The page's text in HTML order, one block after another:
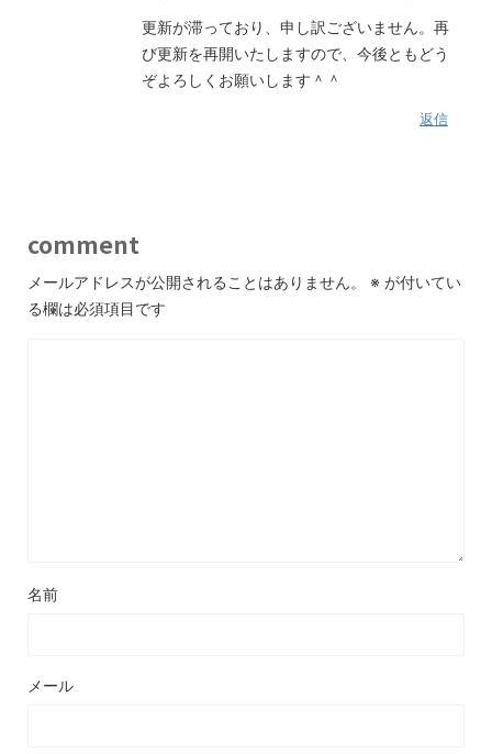
更新が滞っており、申し訳ございません。再
び更新を再開いたしますので、今後ともどう
ぞよろしくお願いします＾＾
返信
comment
メールアドレスが公開されることはありません。 ※ が付いてい
る欄は必須項目です
名前
メール